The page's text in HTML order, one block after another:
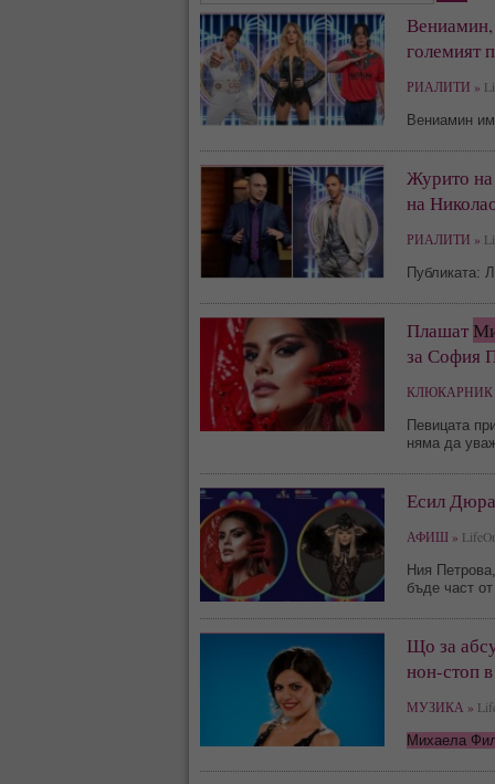
големият
РИАЛИТИ »
Вениамин
Журито на
на
РИАЛИТИ »
Публиката:
Плашат
за София
КЛЮКАРНИК
Певицата
няма да
Есил
АФИШ »
Ния
бъде част
Що за
нон-стоп
МУЗИКА »
Михаела